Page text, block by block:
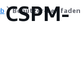
Benutzer-Leitfaden